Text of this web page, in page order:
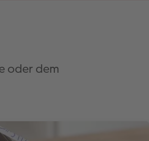
oder dem